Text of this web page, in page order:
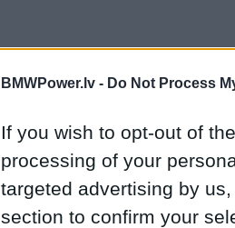
BMWPower.lv - Do Not Process
If you wish to opt-out of
processing of your
targeted advertising by
section to confirm your